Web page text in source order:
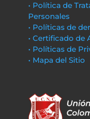
• Política de
Personales
• Políticas de
• Certificado de
• Políticas de
• Mapa del Sitio